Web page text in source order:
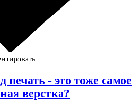
печать - это тоже самое
верстка?